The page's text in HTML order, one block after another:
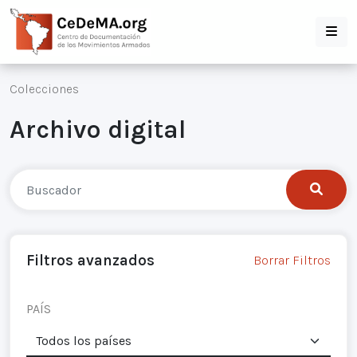
Colecciones
Archivo digital
Filtros avanzados Borrar Filtros
PAÍS